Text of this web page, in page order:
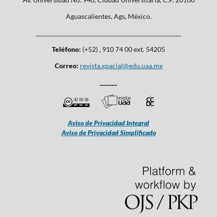
Aguascalientes, Ags, México.
Teléfono: (+52) , 910 74 00 ext. 54205
Correo: revista.xpacial@edu.uaa.mx
Aviso de Privacidad Integral
Aviso de Privacidad Simplificado